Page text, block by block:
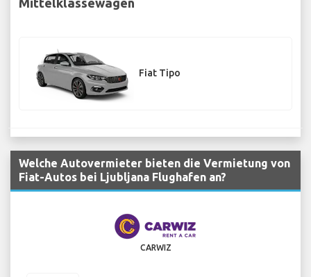
Fiat Tipo
Welche Autovermieter bieten die Vermietung von
Fiat-Autos bei Ljubljana Flughafen an?
CARWIZ